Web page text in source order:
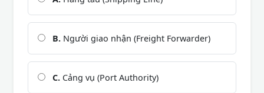
B. Người giao nhận (Freight Forwarder)
C. Cảng vụ (Port Authority)